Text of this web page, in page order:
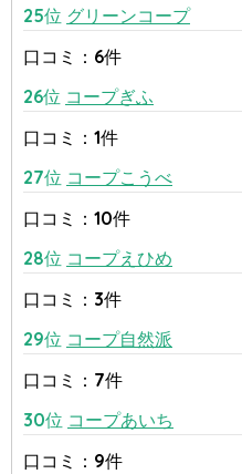
25位 グリーンコープ
口コミ：6件
26位 コープぎふ
口コミ：1件
27位 コープこうべ
口コミ：10件
28位 コープえひめ
口コミ：3件
29位 コープ自然派
口コミ：7件
30位 コープあいち
口コミ：9件